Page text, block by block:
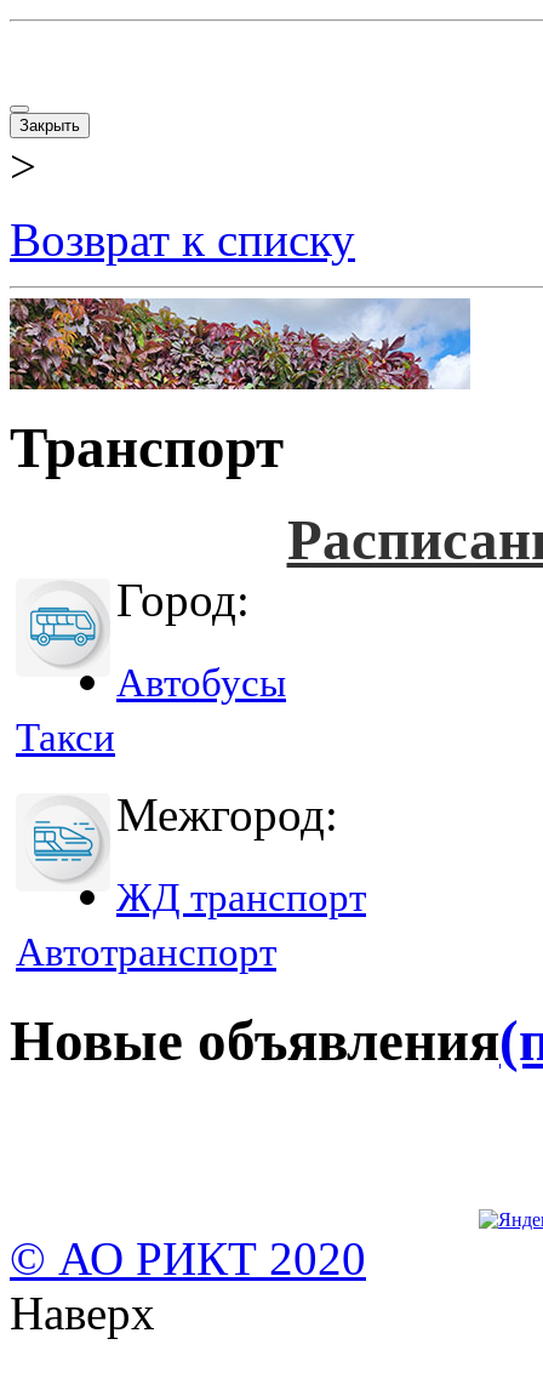
Закрыть
>
Возврат к списку
Транспорт
Город:
Автобусы
Такси
Межгород:
ЖД транспорт
Автотранспорт
Новые объявления
© АО РИКТ 2020
Наверх